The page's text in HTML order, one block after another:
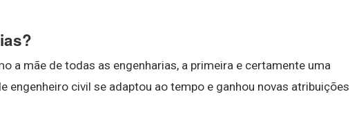
a mãe de todas as engenharias, a primeira e certamente uma
engenheiro civil se adaptou ao tempo e ganhou novas atribuições